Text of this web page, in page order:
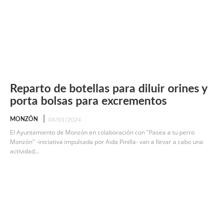
Reparto de botellas para diluir orines y
porta bolsas para excrementos
MONZÓN 04/01/2024
El Ayuntamiento de Monzón en colaboración con "Pasea a tu perro
Monzón" -iniciativa impulsada por Aida Pinilla- van a llevar a cabo una
actividad...